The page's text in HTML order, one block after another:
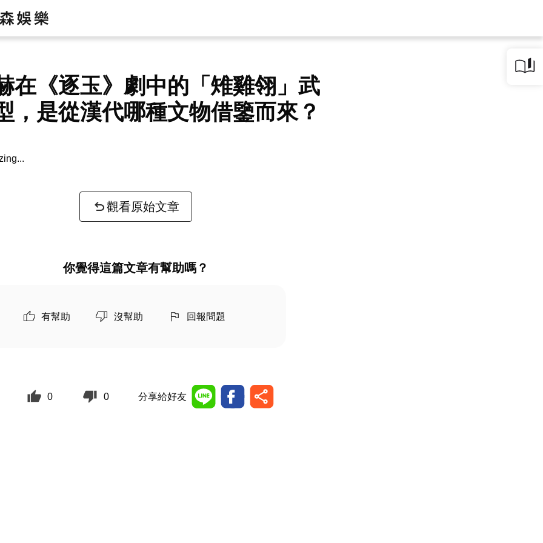
在《逐玉》劇中的「雉雞翎」武
，是從漢代哪種文物借鑒而來？
觀看原始文章
你覺得這篇文章有幫助嗎？
有幫助 沒幫助 回報問題
0 0 分享給好友